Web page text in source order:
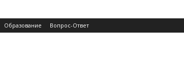
Образование Вопрос-Ответ